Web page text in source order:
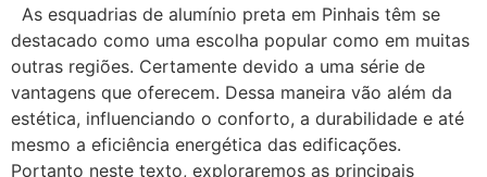
As esquadrias de alumínio preta em Pinhais têm se
destacado como uma escolha popular como em muitas
outras regiões. Certamente devido a uma série de
vantagens que oferecem. Dessa maneira vão além da
estética, influenciando o conforto, a durabilidade e até
mesmo a eficiência energética das edificações.
Portanto neste texto, exploraremos as principais